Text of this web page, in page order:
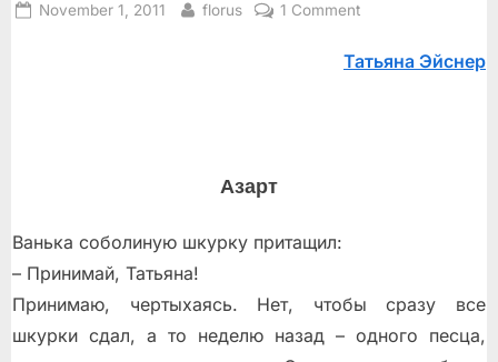
Posted
November 1, 2011 By
florus 1 Commenton
рассказы
Татьяна Эйснер
Азарт
Ванька соболиную шкурку притащил:
– Принимай, Татьяна!
Принимаю, чертыхаясь. Нет, чтобы сразу все
шкурки сдал, а то неделю назад – одного песца,